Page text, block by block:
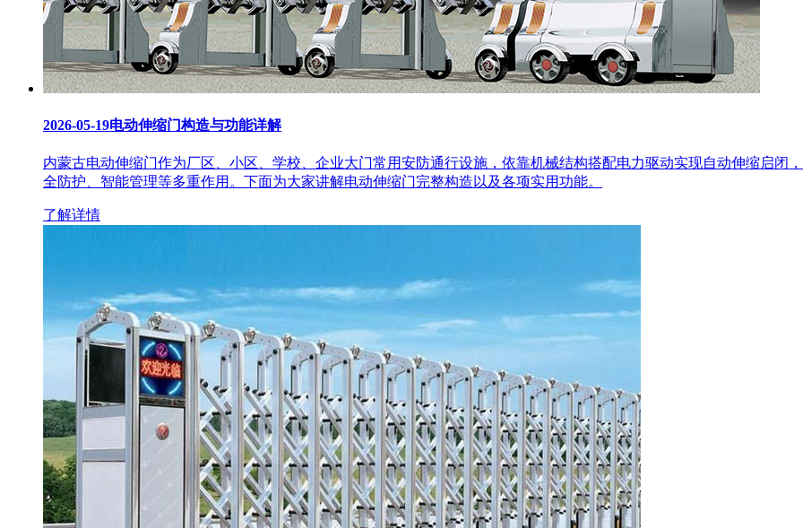
2026-05-19电动伸缩门构造与功能详解
内蒙古电动伸缩门作为厂区、小区、学校、企业大门常用安防通行设施，依靠机械结构搭配电力驱动实现自动伸缩启闭
全防护、智能管理等多重作用。下面为大家讲解电动伸缩门完整构造以及各项实用功能。
了解详情